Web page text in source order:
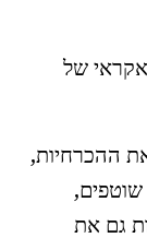
של
ההכרחיות,
גם את